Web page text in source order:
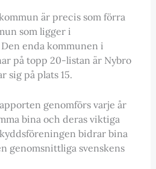
är precis som förra
som ligger i
enda kommunen i
på topp 20-listan är Nybro
sig på plats 15.
genomförs varje år
bina och deras viktiga
bidrar bina
genomsnittliga svenskens